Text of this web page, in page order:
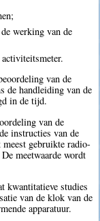
werking van de
van de
de handleiding van de
in de tijd.
van de
instructies van de
gebruikte radio-
meetwaarde wordt
kwantitatieve studies
van de klok van de
apparatuur.